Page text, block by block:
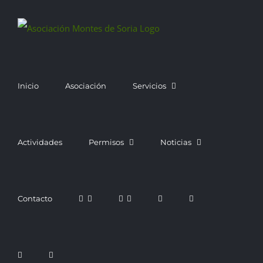
Inicio Asociación Servicios
Actividades Permisos Noticias
Contacto